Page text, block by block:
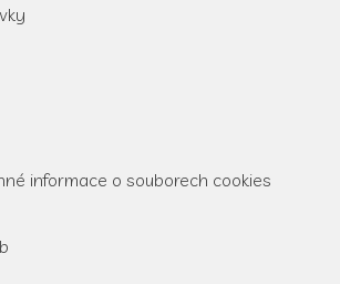
informace o souborech cookies